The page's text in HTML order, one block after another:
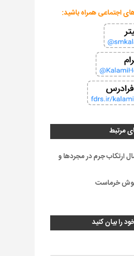
اجتماعی همراه باشید:
مرتبط
ارتکاب جرم در مجردها و
موش خرماست
را بیان کنید